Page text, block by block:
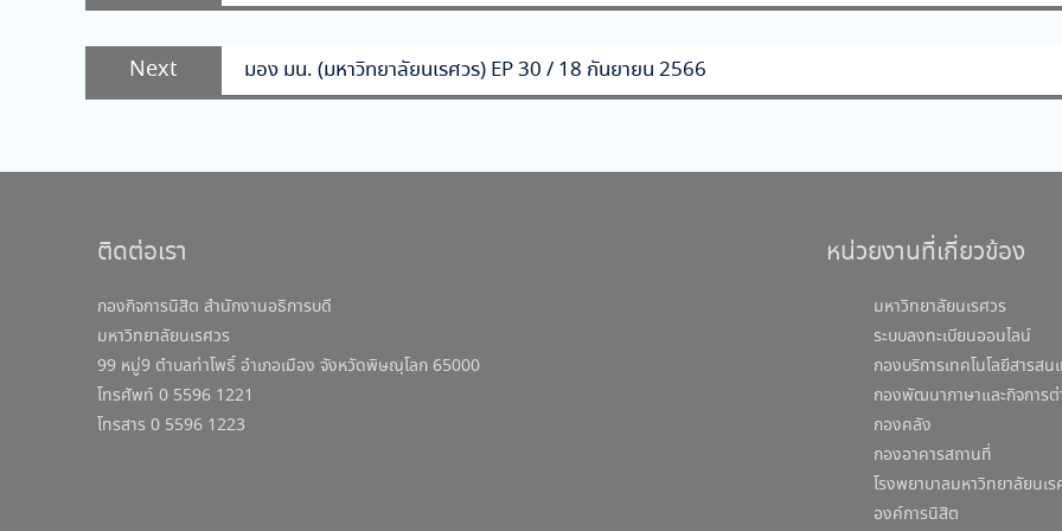
Next
Next
post:
มอง มน. (มหาวิทยาลัยนเรศวร) EP 30 / 18 กันยายน 2566
ติดต่อเรา
กองกิจการนิสิต สำนักงานอธิการบดี
มหาวิทยาลัยนเรศวร
99 หมู่9 ตำบลท่าโพธิ์ อำเภอเมือง จังหวัดพิษณุโลก 65000
โทรศัพท์ 0 5596 1221
โทรสาร 0 5596 1223
หน่วยงานที่เกี่ยวข้อง
มหาวิทยาลัยนเรศวร
ระบบลงทะเบียนออนไลน์
กองบริการเทคโนโลยีสารสน
กองพัฒนาภาษาและกิจการต่
กองคลัง
กองอาคารสถานที่
โรงพยาบาลมหาวิทยาลัยนเร
องค์การนิสิต